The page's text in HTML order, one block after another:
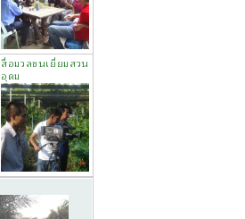
สื่อมวลชนเยี่ยมสวน
อุดม